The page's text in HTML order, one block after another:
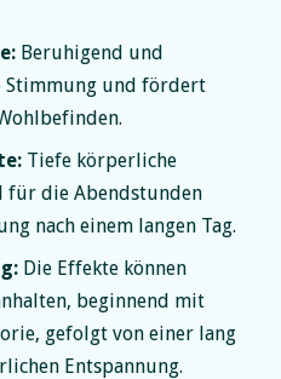
Beruhigend und
Stimmung und fördert
Tiefe körperliche
für die Abendstunden
nach einem langen Tag.
Die Effekte können
beginnend mit
gefolgt von einer lang
Entspannung.